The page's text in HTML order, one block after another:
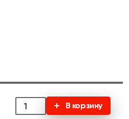
В корзину